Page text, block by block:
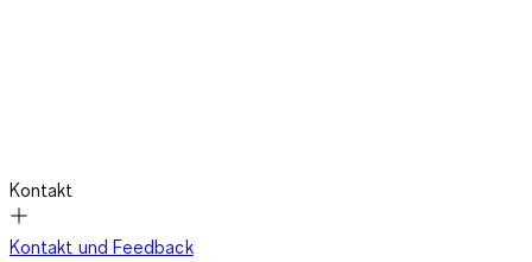
Kontakt
Kontakt und Feedback